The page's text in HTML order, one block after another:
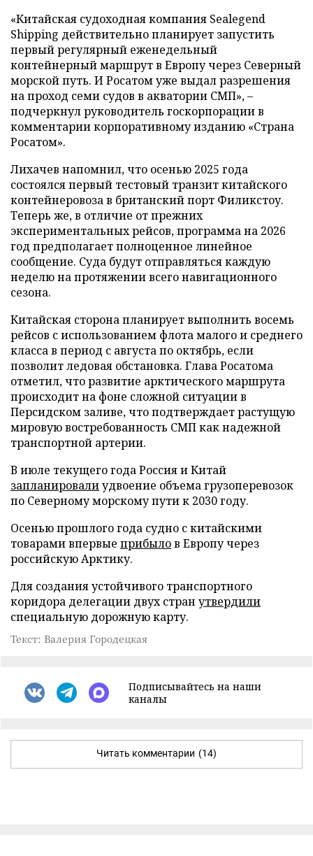
«Китайская судоходная компания Sealegend
Shipping действительно планирует запустить
первый регулярный еженедельный
контейнерный маршрут в Европу через Северный
морской путь. И Росатом уже выдал разрешения
на проход семи судов в акватории СМП», –
подчеркнул руководитель госкорпорации в
комментарии корпоративному изданию «Страна
Росатом».
Лихачев напомнил, что осенью 2025 года
состоялся первый тестовый транзит китайского
контейнеровоза в британский порт Филикстоу.
Теперь же, в отличие от прежних
экспериментальных рейсов, программа на 2026
год предполагает полноценное линейное
сообщение. Суда будут отправляться каждую
неделю на протяжении всего навигационного
сезона.
Китайская сторона планирует выполнить восемь
рейсов с использованием флота малого и среднего
класса в период с августа по октябрь, если
позволит ледовая обстановка. Глава Росатома
отметил, что развитие арктического маршрута
происходит на фоне сложной ситуации в
Персидском заливе, что подтверждает растущую
мировую востребованность СМП как надежной
транспортной артерии.
В июле текущего года Россия и Китай
запланировалиудвоение объема грузоперевозок
по Северному морскому пути к 2030 году.
Осенью прошлого года судно с китайскими
товарами впервые прибылов Европу через
российскую Арктику.
Для создания устойчивого транспортного
коридора делегации двух стран утвердили
специальную дорожную карту.
Текст: Валерия Городецкая
Подписывайтесь на наши
каналы
Читать комментарии (14)